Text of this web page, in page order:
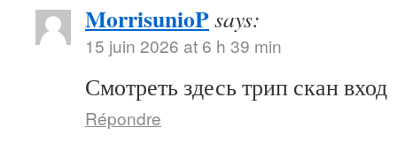
MorrisunioPsays:
15 juin 2026 at 6 h 39 min
Смотреть здесь трип скан вход
Répondre